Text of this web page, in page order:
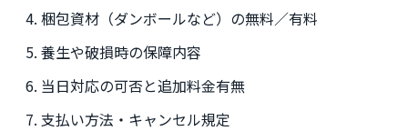
梱包資材（ダンボールなど）の無料／有料
養生や破損時の保障内容
当日対応の可否と追加料金有無
支払い方法・キャンセル規定